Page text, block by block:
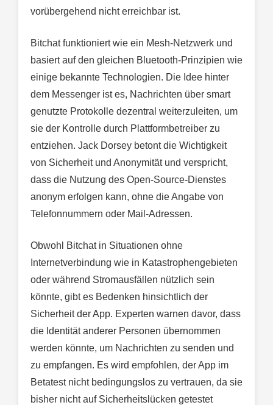
vorübergehend nicht erreichbar ist.
Bitchat funktioniert wie ein Mesh-Netzwerk und
basiert auf den gleichen Bluetooth-Prinzipien wie
einige bekannte Technologien. Die Idee hinter
dem Messenger ist es, Nachrichten über smart
genutzte Protokolle dezentral weiterzuleiten, um
sie der Kontrolle durch Plattformbetreiber zu
entziehen. Jack Dorsey betont die Wichtigkeit
von Sicherheit und Anonymität und verspricht,
dass die Nutzung des Open-Source-Dienstes
anonym erfolgen kann, ohne die Angabe von
Telefonnummern oder Mail-Adressen.
Obwohl Bitchat in Situationen ohne
Internetverbindung wie in Katastrophengebieten
oder während Stromausfällen nützlich sein
könnte, gibt es Bedenken hinsichtlich der
Sicherheit der App. Experten warnen davor, dass
die Identität anderer Personen übernommen
werden könnte, um Nachrichten zu senden und
zu empfangen. Es wird empfohlen, der App im
Betatest nicht bedingungslos zu vertrauen, da sie
bisher nicht auf Sicherheitslücken getestet